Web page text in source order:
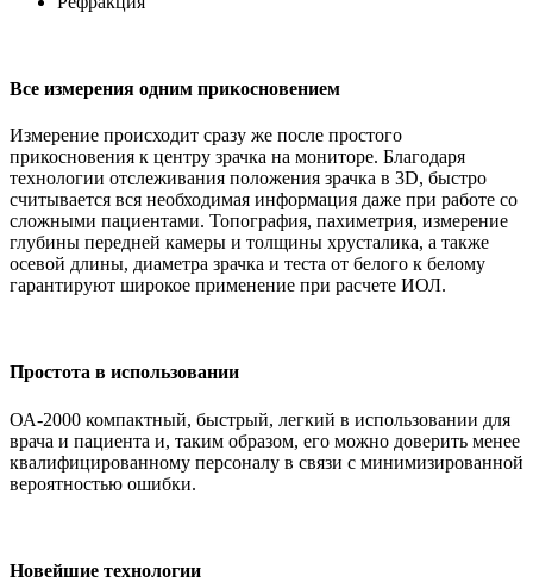
Все измерения одним прикосновением
Измерение происходит сразу же после простого
прикосновения к центру зрачка на мониторе. Благодаря
технологии отслеживания положения зрачка в 3D, быстро
считывается вся необходимая информация даже при работе со
сложными пациентами. Топография, пахиметрия, измерение
глубины передней камеры и толщины хрусталика, а также
осевой длины, диаметра зрачка и теста от белого к белому
гарантируют широкое применение при расчете ИОЛ.
Простота в использовании
ОА-2000 компактный, быстрый, легкий в использовании для
врача и пациента и, таким образом, его можно доверить менее
квалифицированному персоналу в связи с минимизированной
вероятностью ошибки.
Новейшие технологии